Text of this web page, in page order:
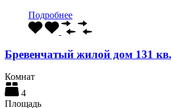
Подробнее
Бревенчатый жилой дом 131
Комнат
4
Площадь